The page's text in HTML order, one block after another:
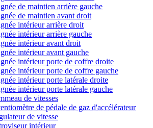
de maintien arrière gauche
de maintien avant droit
intérieur arrière droit
intérieur arrière gauche
intérieur avant droit
intérieur avant gauche
intérieur porte de coffre droite
intérieur porte de coffre gauche
intérieur porte latérale droite
intérieur porte latérale gauche
de vitesses
de pédale de gaz d'accélérateur
de vitesse
intérieur